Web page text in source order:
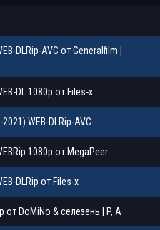
DLRip-AVC от Generalfilm |
DL 1080p от Files-x
WEB-DLRip-AVC
1080p от MegaPeer
DLRip от Files-х
от DoMiNo & селезень | P, A